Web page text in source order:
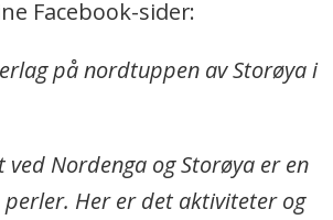
Facebook-sider:
på nordtuppen av Storøya i
Nordenga og Storøya er en
perler. Her er det aktiviteter og